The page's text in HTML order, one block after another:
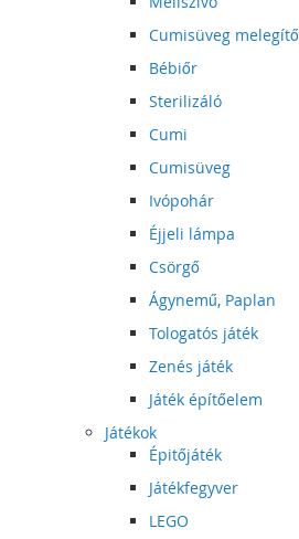
Cumisüveg melegítő
Bébiőr
Sterilizáló
Cumi
Cumisüveg
Ivópohár
Éjjeli lámpa
Csörgő
Ágynemű, Paplan
Tologatós játék
Zenés játék
Játék építőelem
Játékok
Épitőjáték
Játékfegyver
LEGO